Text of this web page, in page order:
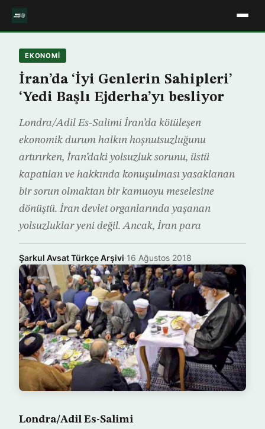
EKONOMİ
İran’da ‘İyi Genlerin Sahipleri’
‘Yedi Başlı Ejderha’yı besliyor
Londra/Adil Es-Salimi İran’da kötüleşen
ekonomik durum halkın hoşnutsuzluğunu
artırırken, İran’daki yolsuzluk sorunu, üstü
kapatılan ve hakkında konuşulması yasaklanan
bir sorun olmaktan bir kamuoyu meselesine
dönüştü. İran devlet organlarında yaşanan
yolsuzluklar yeni değil. Ancak, İran para
Şarkul Avsat Türkçe Arşivi·16 Ağustos 2018
Londra/Adil Es-Salimi